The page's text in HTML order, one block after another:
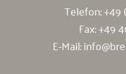
Telefon:+49
Fax: +49
E-Mail: